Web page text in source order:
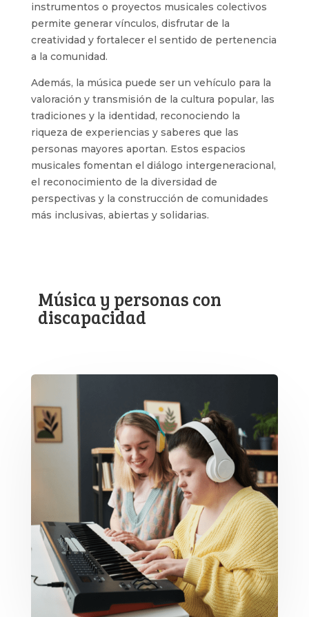
instrumentos o proyectos musicales colectivos
permite generar vínculos, disfrutar de la
creatividad y fortalecer el sentido de pertenencia
a la comunidad.
Además, la música puede ser un vehículo para la
valoración y transmisión de la cultura popular, las
tradiciones y la identidad, reconociendo la
riqueza de experiencias y saberes que las
personas mayores aportan. Estos espacios
musicales fomentan el diálogo intergeneracional,
el reconocimiento de la diversidad de
perspectivas y la construcción de comunidades
más inclusivas, abiertas y solidarias.
Música y personas con
discapacidad